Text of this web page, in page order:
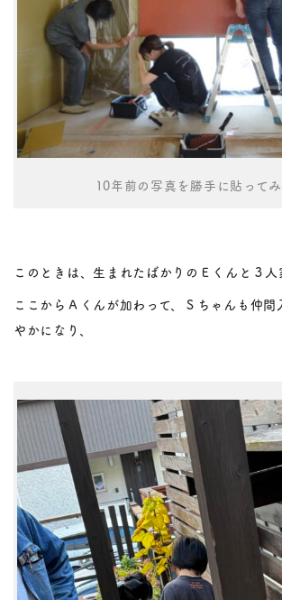
10年前の写真を勝手に貼ってみ
このときは、生まれたばかりのＥくんと３人
ここからＡくんが加わって、Ｓちゃんも仲間
やかになり、